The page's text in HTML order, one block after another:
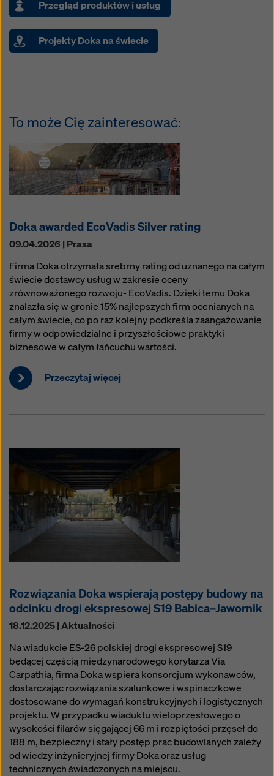
Przegląd produktów i usług
Projekty Doka na świecie
To może Cię zainteresować:
Doka awarded EcoVadis Silver rating
09.04.2026 | Prasa
Firma Doka otrzymała srebrny rating od uznanego na całym
świecie dostawcy usług w zakresie oceny
zrównoważonego rozwoju- EcoVadis. Dzięki temu Doka
znalazła się w gronie 15% najlepszych firm ocenianych na
całym świecie, co po raz kolejny podkreśla zaangażowanie
firmy w odpowiedzialne i przyszłościowe praktyki
biznesowe w całym łańcuchu wartości.
Przeczytaj więcej
Rozwiązania Doka wspierają postępy budowy na
odcinku drogi ekspresowej S19 Babica–Jawornik
18.12.2025 | Aktualności
Na wiadukcie ES-26 polskiej drogi ekspresowej S19
będącej częścią międzynarodowego korytarza Via
Carpathia, firma Doka wspiera konsorcjum wykonawców,
dostarczając rozwiązania szalunkowe i wspinaczkowe
dostosowane do wymagań konstrukcyjnych i logistycznych
projektu. W przypadku wiaduktu wieloprzęsłowego o
wysokości filarów sięgającej 66 m i rozpiętości przęseł do
188 m, bezpieczny i stały postęp prac budowlanych zależy
od wiedzy inżynieryjnej firmy Doka oraz usług
technicznych świadczonych na miejscu.